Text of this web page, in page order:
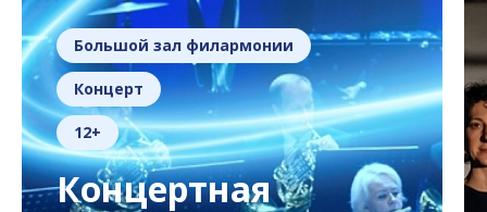
Большой зал филармонии
Концерт
12+
Концертная